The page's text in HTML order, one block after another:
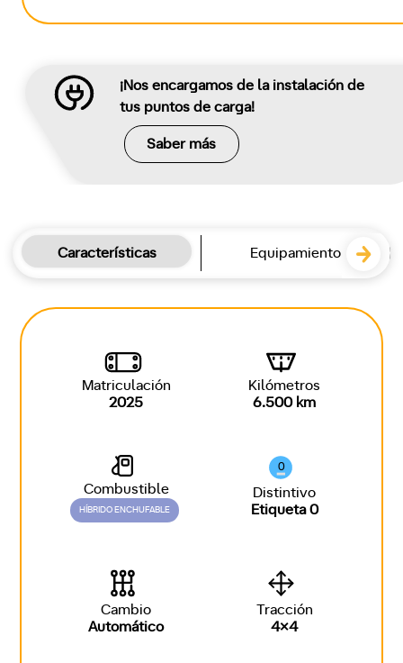
¡Nos encargamos de la instalación de
tus puntos de carga!
Saber más
Características Equipamiento
Matriculación
2025
Kilómetros
6.500 km
Combustible
HÍBRIDO ENCHUFABLE
0
Distintivo
Etiqueta 0
Cambio
Automático
Tracción
4x4